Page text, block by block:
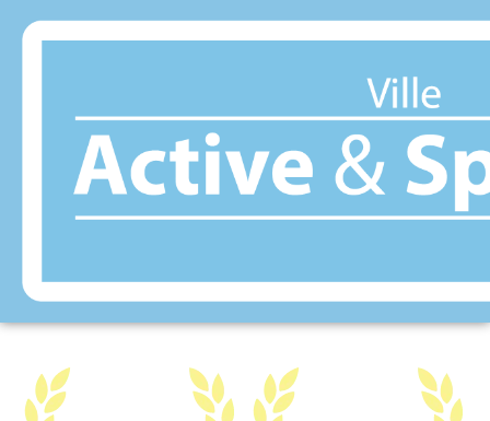
NOYELLES-LES-
VERMELLES